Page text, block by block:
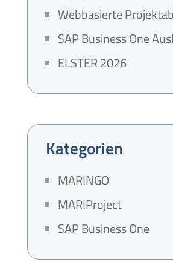
Webbasierte
SAP Business One
ELSTER 2026
Kategorien
MARINGO
MARIProject
SAP Business One